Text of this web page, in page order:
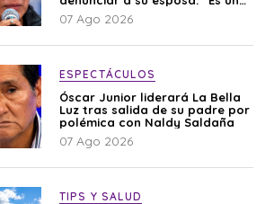
difamación”
07 Ago 2026
ESPECTÁCULOS
Óscar Junior liderará La Bella
Luz tras salida de su padre por
polémica con Naldy Saldaña
07 Ago 2026
TIPS Y SALUD